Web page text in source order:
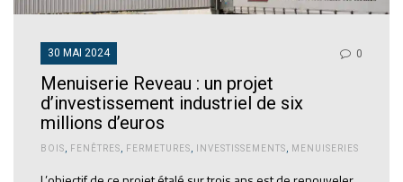
30 MAI 2024 0
Menuiserie Reveau : un projet
d’investissement industriel de six
millions d’euros
BOIS FENÊTRES FERMETURES INVESTISSEMENTS MENUISERIES